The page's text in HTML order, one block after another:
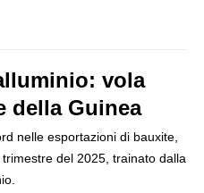
vola
della Guinea
nelle esportazioni di bauxite,
del 2025, trainato dalla